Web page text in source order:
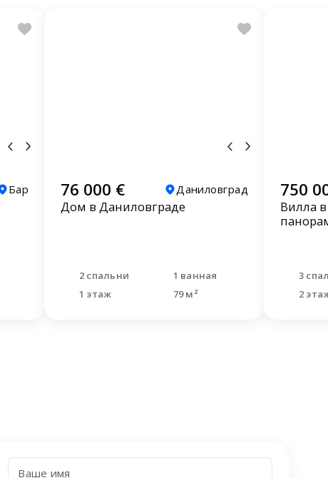
Бар 76 000 € Даниловград
Дом в Даниловграде
2 спальни
1 ванная
1 этаж
79 м²
750
Вилла
3
2